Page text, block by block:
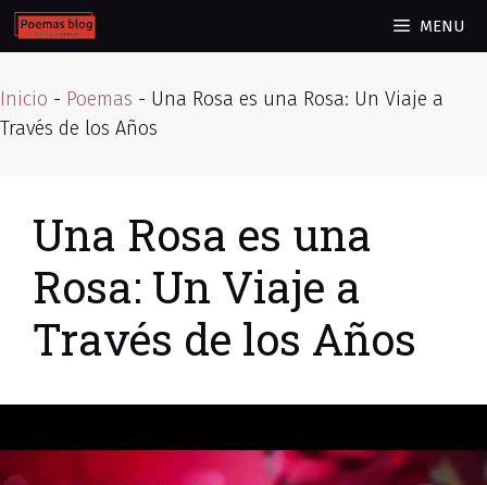
Skip
to
MENU
Inicio - Poemas - Una Rosa es una Rosa: Un Viaje a
Través de los Años
Una Rosa es una
Rosa: Un Viaje a
Través de los Años